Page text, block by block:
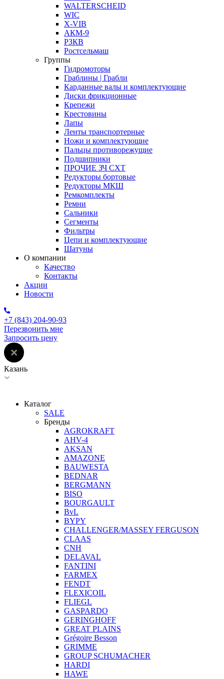
WALTERSCHEID
WIC
X-VIB
АКМ-9
РЗКВ
Ростсельмаш
Группы
Гидромоторы
Граблины | Грабли
Карданные валы и комплектующие
Диски фрикционные
Крепежи
Крестовины
Лапы
Ленты транспортерные
Ножи и комплектующие
Пальцы противорежущие
Подшипники
ПРОЧИЕ ЗЧ СХТ
Редукторы бортовые
Редукторы МКШ
Ремкомплекты
Ремни
Сальники
Сегменты
Фильтры
Цепи и комплектующие
Шатуны
О компании
Качество
Контакты
Акции
Новости
+7 (843) 204-90-93
Перезвонить мне
Запросить цену
Казань
Каталог
SALE
Бренды
AGROKRAFT
AHV-4
AKSAN
AMAZONE
BAUWESTA
BEDNAR
BERGMANN
BISO
BOURGAULT
BvL
BYPY
CHALLENGER/MASSEY FERGUSON
CLAAS
CNH
DELAVAL
FANTINI
FARMEX
FENDT
FLEXICOIL
FLIEGL
GASPARDO
GERINGHOFF
GREAT PLAINS
Grégoire Besson
GRIMME
GROUP SCHUMACHER
HARDI
HAWE